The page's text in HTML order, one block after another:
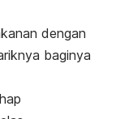
dengan
baginya